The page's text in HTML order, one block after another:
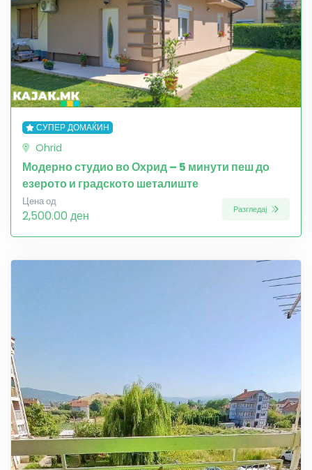
СУПЕР ДОМАЌИН
Ohrid
Модерно студио во Охрид – 5 минути пеш до
езерото и градското шеталиште
Цена од
2,500.00 ден Разгледај